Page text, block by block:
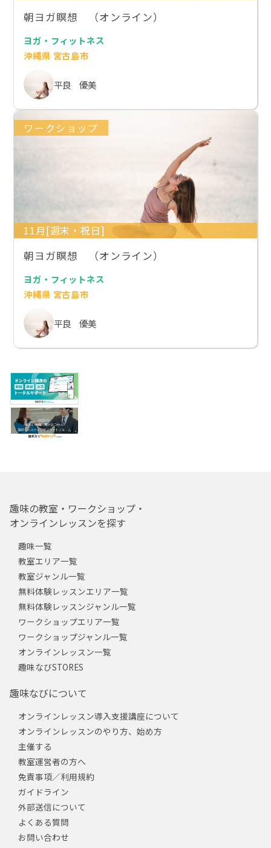
朝ヨガ瞑想 （オンライン）
ヨガ・フィットネス
沖縄県 宮古島市
平良 優美
ワークショップ
11月[週末・祝日]
朝ヨガ瞑想 （オンライン）
ヨガ・フィットネス
沖縄県 宮古島市
平良 優美
趣味の教室・ワークショップ・
オンラインレッスンを探す
趣味一覧
教室エリア一覧
教室ジャンル一覧
無料体験レッスンエリア一覧
無料体験レッスンジャンル一覧
ワークショップエリア一覧
ワークショップジャンル一覧
オンラインレッスン一覧
趣味なびSTORES
趣味なびについて
オンラインレッスン導入支援講座について
オンラインレッスンのやり方、始め方
主催する
教室運営者の方へ
免責事項／利用規約
ガイドライン
外部送信について
よくある質問
お問い合わせ